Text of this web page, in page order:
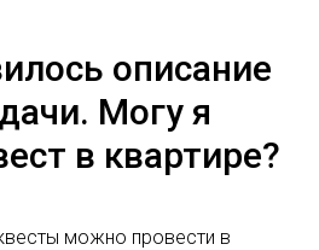
описание
Могу я
в квартире?
можно провести в